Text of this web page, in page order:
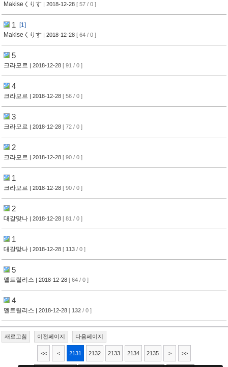
Makiseくりす | 2018-12-28 [ 57 / 0 ]
1
[1]
Makiseくりす | 2018-12-28 [ 64 / 0 ]
5
크라모르 | 2018-12-28 [ 91 / 0 ]
4
크라모르 | 2018-12-28 [ 56 / 0 ]
3
크라모르 | 2018-12-28 [ 72 / 0 ]
2
크라모르 | 2018-12-28 [ 90 / 0 ]
1
크라모르 | 2018-12-28 [ 90 / 0 ]
2
대갈맞나 | 2018-12-28 [ 81 / 0 ]
1
대갈맞나 | 2018-12-28 [ 113 / 0 ]
5
멜트릴리스 | 2018-12-28 [ 64 / 0 ]
4
멜트릴리스 | 2018-12-28 [ 132 / 0 ]
새로고침 이전페이지 다음페이지
<< < 2131 2132 2133 2134 2135 > >>